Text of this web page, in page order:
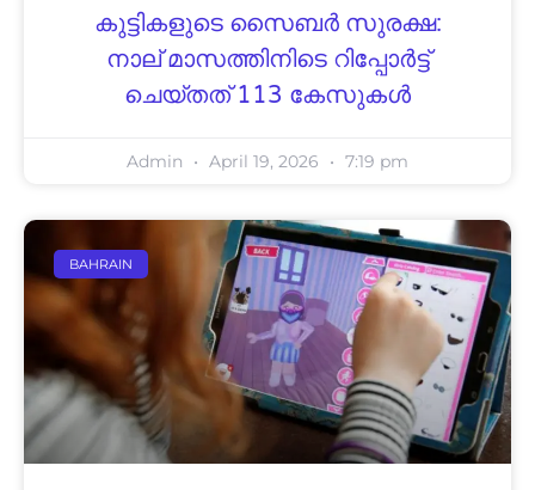
കുട്ടികളുടെ സൈബര്‍ സുരക്ഷ:
നാല് മാസത്തിനിടെ റിപ്പോര്‍ട്ട്
ചെയ്തത് 113 കേസുകള്‍
Admin April 19, 2026 7:19 pm
BAHRAIN